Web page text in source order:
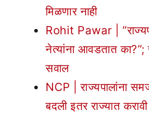
मिळणार नाही
Rohit Pawar |
नेत्यांना आवडतात का?”;
सवाल
NCP | राज्यपालांना
बदली इतर राज्यात